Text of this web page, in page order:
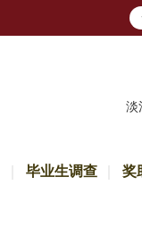
淡
毕业生调查 奖